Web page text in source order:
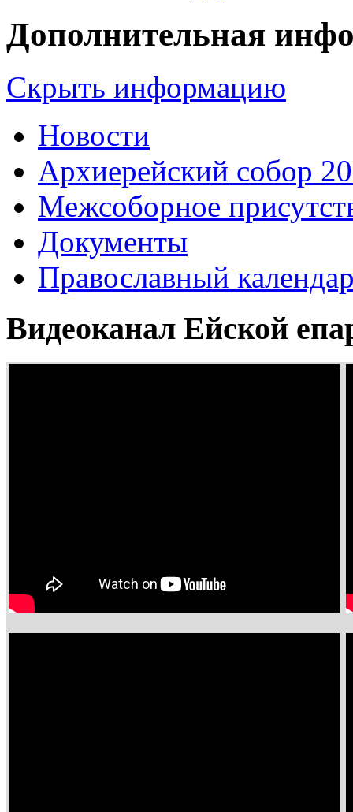
Дополнительная
Скрыть информацию
Новости
Архиерейский собор
Межсоборное
Документы
Православный
Видеоканал Ейской